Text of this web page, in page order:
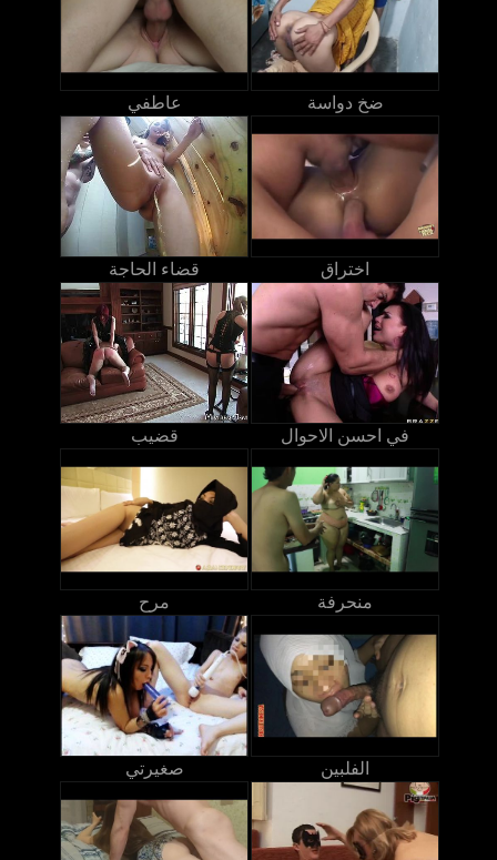
عاطفي ضخ دواسة
قضاء الحاجة اختراق
قضيب في احسن الاحوال
مرح منحرفة
صغيرتي الفلبين